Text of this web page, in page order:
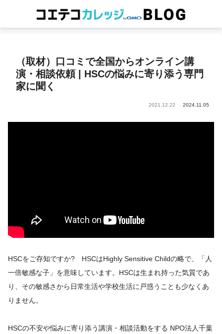
（取材）口コミで全国からオンライン講
演・相談依頼 | HSCの悩みに寄り添う専門
家に聞く
2021.12.22 2024.11.05
HSCをご存知ですか? HSCはHighly Sensitive Childの略で、「人
一倍敏感な子」を意味しています。HSCは生まれ持った気質であ
り、その敏感さから日常生活や学校生活に戸惑うことも少なくあ
りません。
HSCの不安や悩みに寄り添う講演・相談活動をする NPO法人千葉